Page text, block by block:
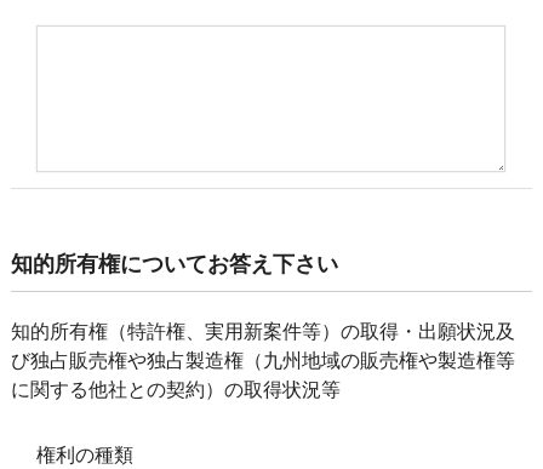
知的所有権についてお答え下さい
知的所有権（特許権、実用新案件等）の取得・出願状況及
び独占販売権や独占製造権（九州地域の販売権や製造権等
に関する他社との契約）の取得状況等
権利の種類